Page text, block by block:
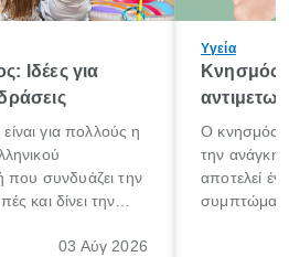
Ιδέες για
για πολλούς η
που συνδυάζει την
και δίνει την
λίγες μέρες
03 Αύγ 2026
Υγεία
Κνησμός:
Ο κνησμός
την ανάγκη
αποτελεί